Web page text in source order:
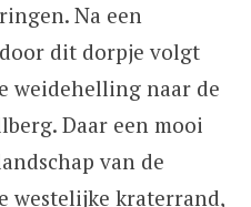
Na een
dit dorpje volgt
weidehelling naar de
Daar een mooi
van de
westelijke kraterrand,